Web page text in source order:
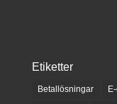
Etiketter
Betallösningar